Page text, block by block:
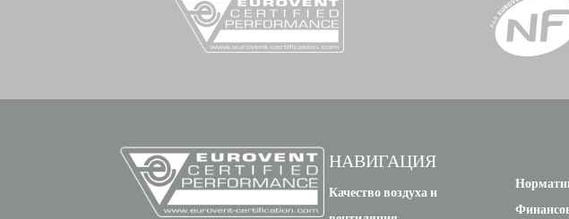
НАВИГАЦИЯ
Качество воздуха и